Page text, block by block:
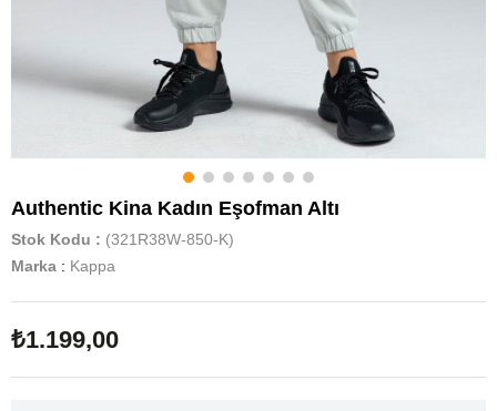
Authentic Kina Kadın Eşofman Altı
Stok Kodu
(321R38W-850-K)
Marka : Kappa
₺1.199,00